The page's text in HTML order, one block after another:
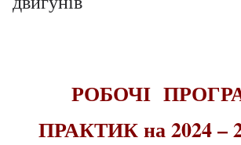
РОБОЧІ
ПРАКТИК на 2024 –